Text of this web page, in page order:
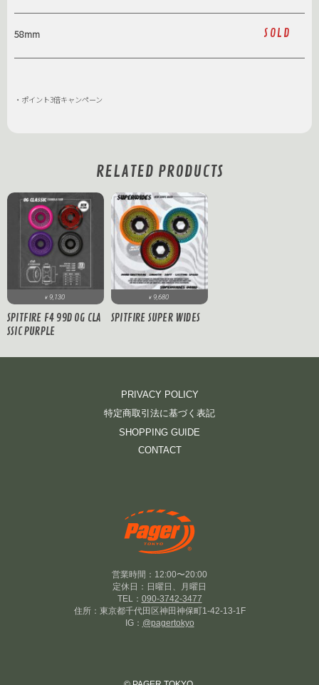
58mm SOLD
・ポイント3倍キャンペーン
RELATED PRODUCTS
¥ 9,130
SPITFIRE F4 99D OG CLA
SSIC PURPLE
¥ 9,680
SPITFIRE SUPER WIDES
PRIVACY POLICY
特定商取引法に基づく表記
SHOPPING GUIDE
CONTACT
営業時間：12:00〜20:00
定休日：日曜日、月曜日
TEL： 090-3742-3477
住所：東京都千代田区神田神保町1-42-13-1F
IG： @pagertokyo